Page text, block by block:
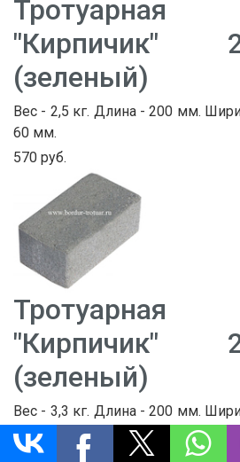
"Кирпичик"
(зеленый)
Вес - 2,5 кг. Длина - 200 мм.
60 мм.
570 руб.
"Кирпичик"
(зеленый)
Вес - 3,3 кг. Длина - 200 мм.
80 мм.
670 руб.